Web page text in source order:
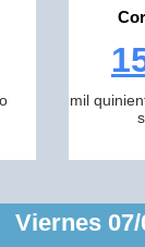
mil
07/